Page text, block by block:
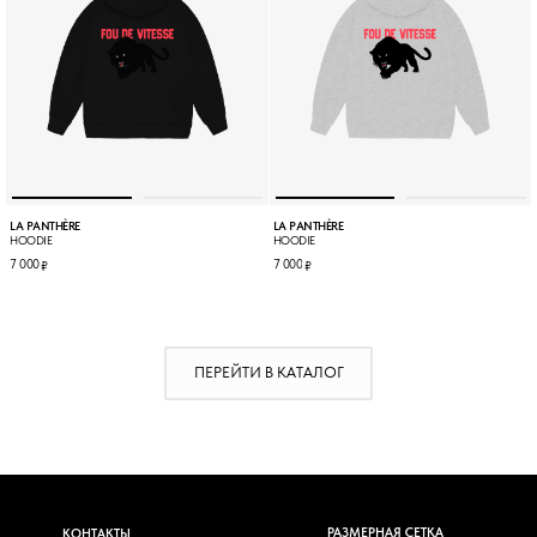
LA PANTHÈRE
HOODIE
7 000₽
LA PANTHÈRE
HOODIE
7 000₽
ПЕРЕЙТИ В КАТАЛОГ